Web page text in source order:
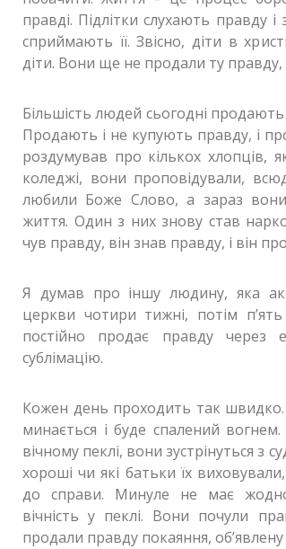
правді. Підлітки слухають правду
сприймають її. Звісно, діти в
діти. Вони ще не продали ту правду,
Більшість людей сьогодні
Продають і не купують правду, і
роздумував про кількох хлопців,
коледжі, вони проповідували,
любили Боже Слово, а зараз
життя. Один з них знову став
чув правду, він знав правду, і він
Я думав про іншу людину, яка
церкви чотири тижні, потім
постійно продає правду через
сублімацію.
Кожен день проходить так швидко.
минається і буде спалений
вічному пеклі, вони зустрінуться з
хороші чи які батьки їх
до справи. Минуле не має
вічність у пеклі. Вони почули
продали правду покаяння, об’явлену